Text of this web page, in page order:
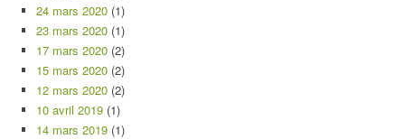
24 mars 2020 (1)
23 mars 2020 (1)
17 mars 2020 (2)
15 mars 2020 (2)
12 mars 2020 (2)
10 avril 2019 (1)
14 mars 2019 (1)